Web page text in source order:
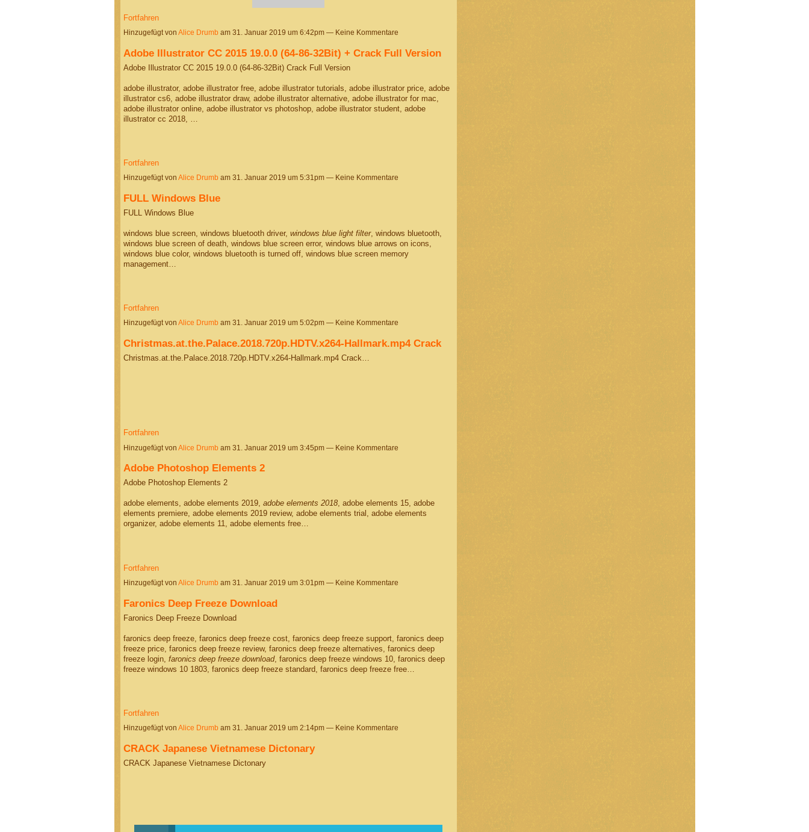
Fortfahren
Hinzugefügt von Alice Drumb am 31. Januar 2019 um 6:42pm — Keine Kommentare
Adobe Illustrator CC 2015 19.0.0 (64-86-32Bit) + Crack Full Version
Adobe Illustrator CC 2015 19.0.0 (64-86-32Bit) Crack Full Version
adobe illustrator, adobe illustrator free, adobe illustrator tutorials, adobe illustrator price, adobe
illustrator cs6, adobe illustrator draw, adobe illustrator alternative, adobe illustrator for mac,
adobe illustrator online, adobe illustrator vs photoshop, adobe illustrator student, adobe
illustrator cc 2018, …
Fortfahren
Hinzugefügt von Alice Drumb am 31. Januar 2019 um 5:31pm — Keine Kommentare
FULL Windows Blue
FULL Windows Blue
windows blue screen, windows bluetooth driver, windows blue light filter, windows bluetooth,
windows blue screen of death, windows blue screen error, windows blue arrows on icons,
windows blue color, windows bluetooth is turned off, windows blue screen memory
management…
Fortfahren
Hinzugefügt von Alice Drumb am 31. Januar 2019 um 5:02pm — Keine Kommentare
Christmas.at.the.Palace.2018.720p.HDTV.x264-Hallmark.mp4 Crack
Christmas.at.the.Palace.2018.720p.HDTV.x264-Hallmark.mp4 Crack…
Fortfahren
Hinzugefügt von Alice Drumb am 31. Januar 2019 um 3:45pm — Keine Kommentare
Adobe Photoshop Elements 2
Adobe Photoshop Elements 2
adobe elements, adobe elements 2019, adobe elements 2018, adobe elements 15, adobe
elements premiere, adobe elements 2019 review, adobe elements trial, adobe elements
organizer, adobe elements 11, adobe elements free…
Fortfahren
Hinzugefügt von Alice Drumb am 31. Januar 2019 um 3:01pm — Keine Kommentare
Faronics Deep Freeze Download
Faronics Deep Freeze Download
faronics deep freeze, faronics deep freeze cost, faronics deep freeze support, faronics deep
freeze price, faronics deep freeze review, faronics deep freeze alternatives, faronics deep
freeze login, faronics deep freeze download, faronics deep freeze windows 10, faronics deep
freeze windows 10 1803, faronics deep freeze standard, faronics deep freeze free…
Fortfahren
Hinzugefügt von Alice Drumb am 31. Januar 2019 um 2:14pm — Keine Kommentare
CRACK Japanese Vietnamese Dictonary
CRACK Japanese Vietnamese Dictonary